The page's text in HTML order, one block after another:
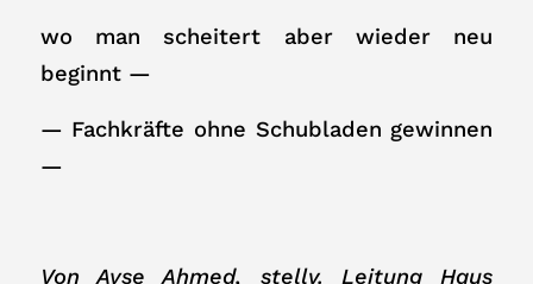
wo man scheitert aber wieder neu
beginnt —
— Fachkräfte ohne Schubladen gewinnen
—
Von Ayse Ahmed, stellv. Leitung Haus